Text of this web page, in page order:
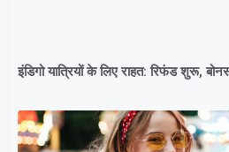
इंडिगो यात्रियों के लिए राहत: रिफंड शुरू,